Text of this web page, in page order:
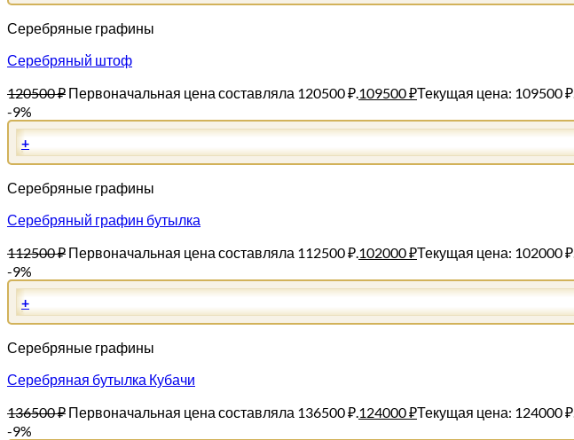
Серебряные графины
Серебряный штоф
120500₽ Первоначальная цена составляла 120500 ₽. 109500₽Текущая цена: 109500 ₽.
-9%
+
Серебряные графины
Серебряный графин бутылка
112500₽ Первоначальная цена составляла 112500 ₽. 102000₽Текущая цена: 102000 ₽.
-9%
+
Серебряные графины
Серебряная бутылка Кубачи
136500₽ Первоначальная цена составляла 136500 ₽. 124000₽Текущая цена: 124000 ₽.
-9%